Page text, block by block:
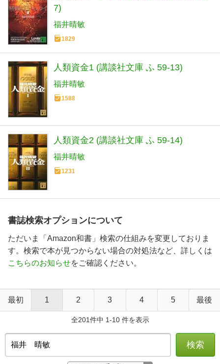
7)
福井晴敏
1829
人類資金1 (講談社文庫 ふ 59-13)
福井晴敏
1588
人類資金2 (講談社文庫 ふ 59-14)
福井晴敏
1231
書誌検索オプションについて
ただいま「Amazon和書」検索の仕組みを変更しておりま
す。検索で本が見つからない場合の対処法など、詳しくは
こちらのお知らせをご確認ください。
最初 1 2 3 4 5 最後
全201件中 1-10 件を表示
検索